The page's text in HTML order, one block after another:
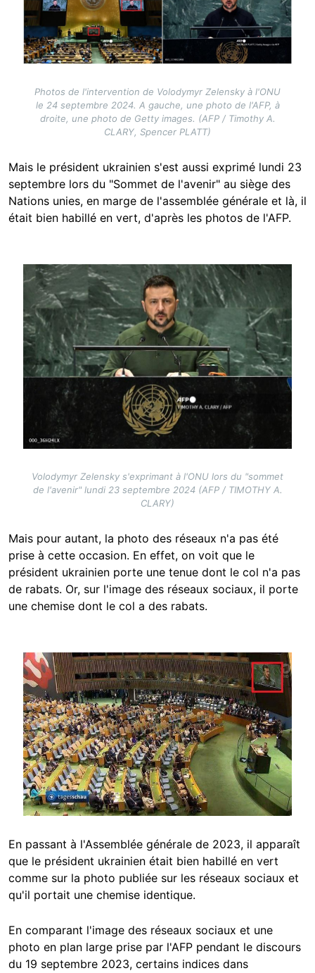
Photos de l'intervention de Volodymyr Zelensky à l'ONU
le 24 septembre 2024. A gauche, une photo de l'AFP, à
droite, une photo de Getty images. (AFP / Timothy A.
CLARY, Spencer PLATT)
Mais le président ukrainien s'est aussi exprimé lundi 23
septembre lors du "Sommet de l'avenir" au siège des
Nations unies, en marge de l'assemblée générale et là, il
était bien habillé en vert, d'après les photos de l'AFP.
Image
Volodymyr Zelensky s'exprimant à l'ONU lors du "sommet
de l'avenir" lundi 23 septembre 2024 (AFP / TIMOTHY A.
CLARY)
Mais pour autant, la photo des réseaux n'a pas été
prise à cette occasion. En effet, on voit que le
président ukrainien porte une tenue dont le col n'a pas
de rabats. Or, sur l'image des réseaux sociaux, il porte
une chemise dont le col a des rabats.
Image
En passant à l'Assemblée générale de 2023, il apparaît
que le président ukrainien était bien habillé en vert
comme sur la photo publiée sur les réseaux sociaux et
qu'il portait une chemise identique.
En comparant l'image des réseaux sociaux et une
photo en plan large prise par l'AFP pendant le discours
du 19 septembre 2023, certains indices dans